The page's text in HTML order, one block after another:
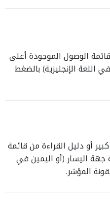
الوصول الموجودة أعلى
اللغة الإنجليزية) بالضغط
أو دليل القراءة من قائمة
اليسار (أو اليمين في
المؤشر.